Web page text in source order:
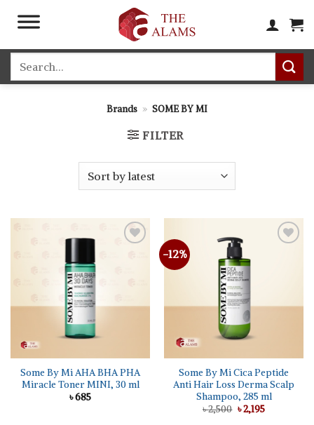
Brands » SOME BY MI
FILTER
Some By Mi AHA BHA PHA
Miracle Toner MINI, 30 ml
৳685
-12%
Some By Mi Cica Peptide
Anti Hair Loss Derma Scalp
Shampoo, 285 ml
৳2,500 Original
price
৳2,195Current